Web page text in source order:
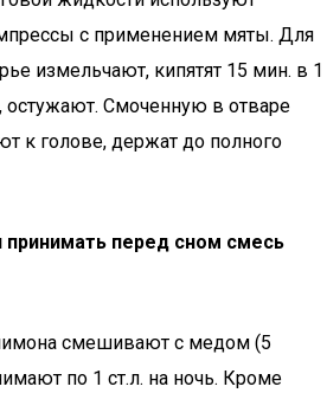
с применением мяты. Для
измельчают, кипятят 15 мин. в 1
Смоченную в отваре
к голове, держат до полного
перед сном смесь
смешивают с медом (5
по 1 ст.л. на ночь. Кроме